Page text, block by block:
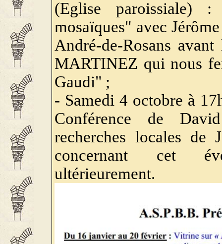
(Eglise paroissiale)
mosaïques" avec
André-de-Rosans
MARTINEZ qui nous
Gaudi" ;
- Samedi 4 octobre à
Conférence de
recherches locales de
concernant cet
ultérieurement.